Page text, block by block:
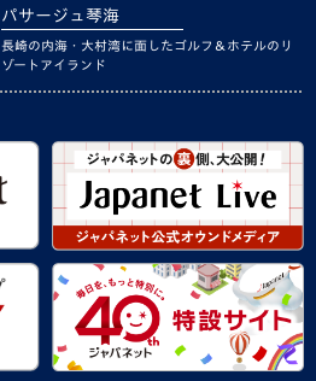
パサージュ琴海
長崎の内海・大村湾に面したゴルフ＆ホテルのリ
ゾートアイランド